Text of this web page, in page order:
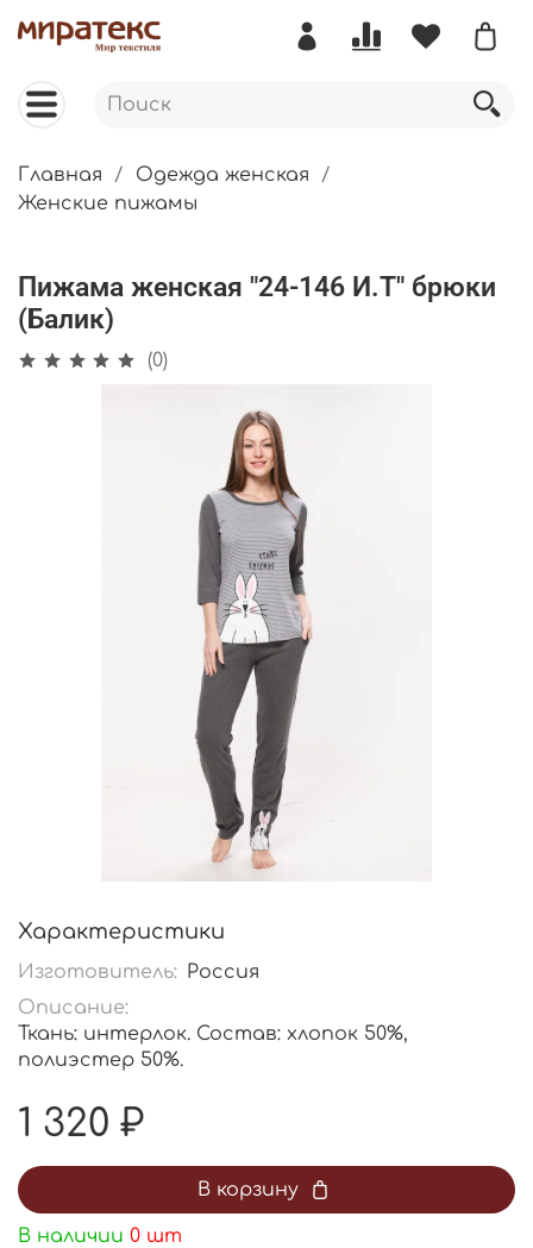
Главная
Одежда женская
Женские пижамы
Пижама женская "24-146 И.Т" брюки
(Балик)
(0)
Характеристики
Изготовитель: Россия
Описание:
Ткань: интерлок. Состав: хлопок 50%,
полиэстер 50%.
1 320 ₽
В корзину
В наличии 0 шт